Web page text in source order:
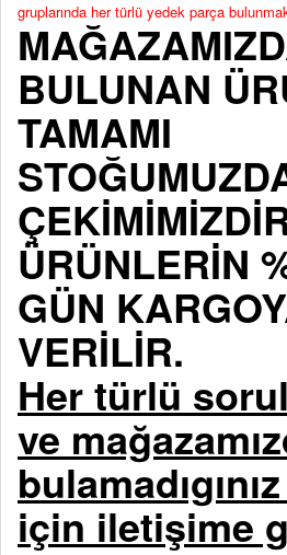
gruplarında her türlü yedek parça
BULUNAN
TAMAMI
ÜRÜNLERİN
GÜN
VERİLİR.
Her türlü
ve
için iletişime